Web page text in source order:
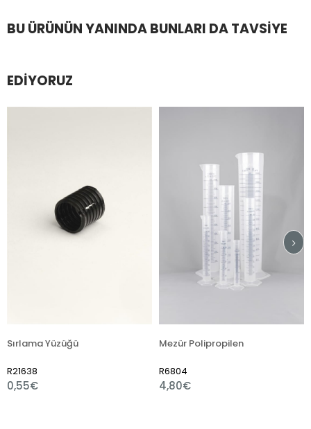
BU ÜRÜNÜN YANINDA BUNLARI DA TAVSIYE
EDIYORUZ
Yüzüğü Mezür Polipropilen